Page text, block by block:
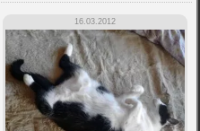
16.03.2012